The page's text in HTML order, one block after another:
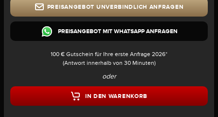
PREISANGEBOT UNVERBINDLICH ANFRAGEN
PREISANGEBOT MIT WHATSAPP ANFRAGEN
100 € Gutschein für Ihre erste Anfrage 2026*
(Antwort innerhalb von 30 Minuten)
oder
IN DEN WARENKORB